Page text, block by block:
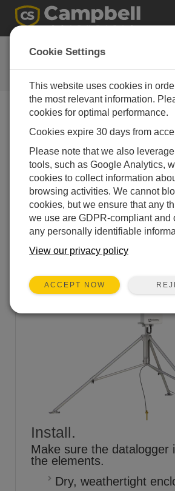
CR300 シリーズ Wi-
スタート
Start measuring!
Install.
Make sure the datalogger
the elements.
Dry, weathertight
Cookie Settings
This website uses cookies in
the most relevant information.
cookies for optimal performance.
Cookies expire 30 days from
Please note that we also
tools, such as Google Analytics,
cookies to collect information
browsing activities. We cannot
cookies, but we ensure that any
we use are GDPR-compliant and
any personally identifiable
View our privacy policy
ACCEPT NOW